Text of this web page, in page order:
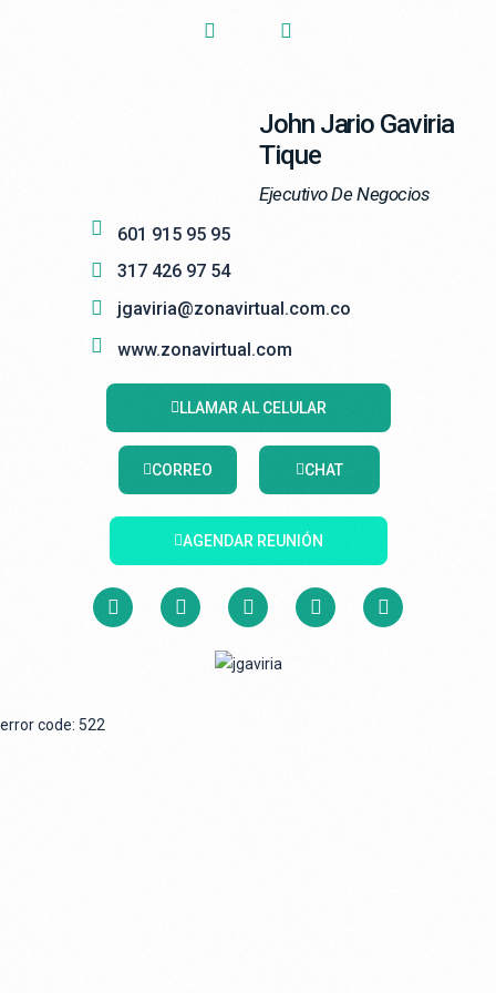
John Jario Gaviria
Tique
Ejecutivo De Negocios
601 915 95 95
317 426 97 54
jgaviria@zonavirtual.com.co
www.zonavirtual.com
LLAMAR AL CELULAR
CORREO CHAT
AGENDAR REUNIÓN
error code: 522